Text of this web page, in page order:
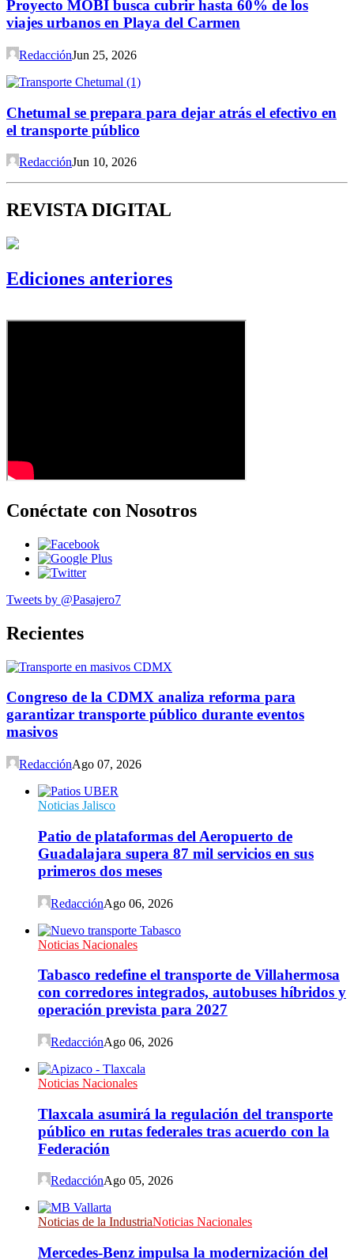
Proyecto MOBI busca cubrir hasta 60% de los
viajes urbanos en Playa del Carmen
RedacciónJun 25, 2026
Chetumal se prepara para dejar atrás el efectivo en
el transporte público
RedacciónJun 10, 2026
REVISTA DIGITAL
Ediciones anteriores
Conéctate con Nosotros
Tweets by @Pasajero7
Recientes
Congreso de la CDMX analiza reforma para
garantizar transporte público durante eventos
masivos
RedacciónAgo 07, 2026
Noticias Jalisco
Patio de plataformas del Aeropuerto de
Guadalajara supera 87 mil servicios en sus
primeros dos meses
RedacciónAgo 06, 2026
Noticias Nacionales
Tabasco redefine el transporte de Villahermosa
con corredores integrados, autobuses híbridos y
operación prevista para 2027
RedacciónAgo 06, 2026
Noticias Nacionales
Tlaxcala asumirá la regulación del transporte
público en rutas federales tras acuerdo con la
Federación
RedacciónAgo 05, 2026
Noticias de la IndustriaNoticias Nacionales
Mercedes-Benz impulsa la modernización del